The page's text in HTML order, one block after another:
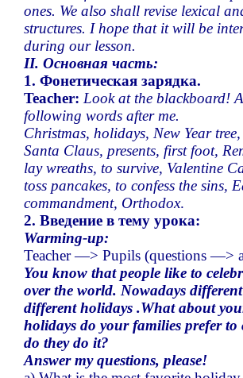
ones. We also shall revise lexical
structures. I hope that it will be
during our lesson.
II. Основная часть:
1. Фонетическая зарядка.
Teacher: Look at the blackboard!
following words after me.
Christmas, holidays, New Year
Santa Claus, presents, first foot,
lay wreaths, to survive, Valentine
toss pancakes, to confess the sins,
commandment, Orthodox.
2. Введение в тему урока:
Warming-up:
Teacher —> Pupils (questions —>
You know that people like to
over the world. Nowadays
different holidays .What about
holidays do your families prefer to
do they do it?
Answer my questions, please!